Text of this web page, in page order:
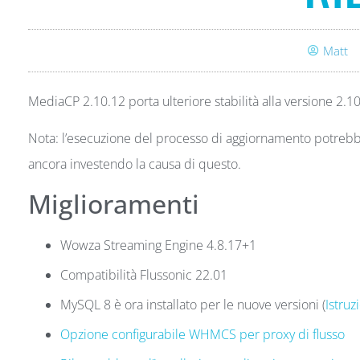
Matt
MediaCP 2.10.12 porta ulteriore stabilità alla versione
Nota: l’esecuzione del processo di aggiornamento
ancora investendo la causa di questo.
Miglioramenti
Wowza Streaming Engine 4.8.17+1
Compatibilità Flussonic 22.01
MySQL 8 è ora installato per le nuove versioni (
Opzione configurabile WHMCS per proxy di flusso